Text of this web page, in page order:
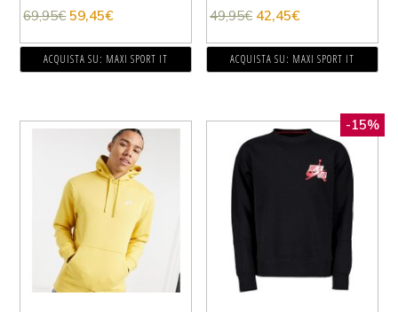
69,95€ 59,45€
ACQUISTA SU: MAXI SPORT IT
49,95€ 42,45€
ACQUISTA SU: MAXI SPORT IT
-15%